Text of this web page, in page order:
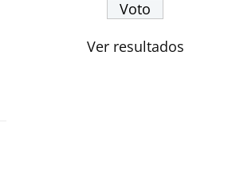
Ver resultados